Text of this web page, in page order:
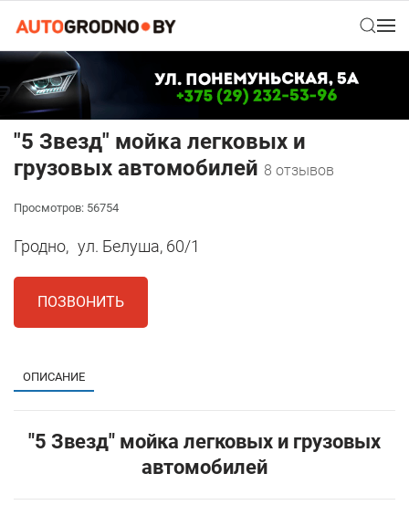
"5 Звезд" мойка легковых и
грузовых автомобилей 8 отзывов
Просмотров: 56754
Гродно, ул. Белуша, 60/1
ПОЗВОНИТЬ
ОПИСАНИЕ
"5 Звезд" мойка легковых и грузовых
автомобилей